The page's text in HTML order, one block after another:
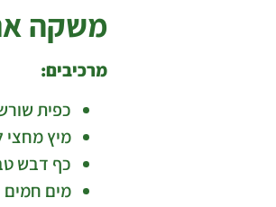
משקה
מרכיבים:
כפית
מיץ מחצי
כף דבש
מים חמים